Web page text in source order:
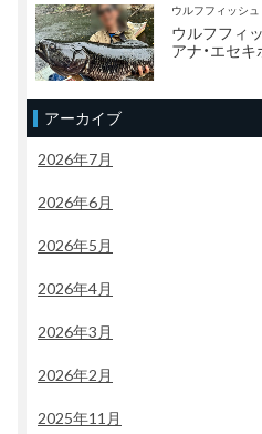
ウルフフィッシュ
ウルフフィ
アナ・エセ
アーカイブ
2026年7月
2026年6月
2026年5月
2026年4月
2026年3月
2026年2月
2025年11月